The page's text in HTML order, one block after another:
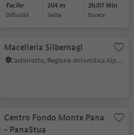
Facile
Difficoltà
204 m
Salita
2h:07 Min
durata
Macelleria Silbernagl
Castelrotto, Regione dolomitica Alpe di Siusi
Centro Fondo Monte Pana
- PanaStua